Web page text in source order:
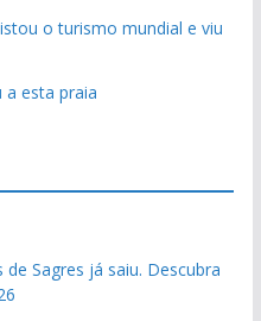
o turismo mundial e viu
a esta praia
Sagres já saiu. Descubra